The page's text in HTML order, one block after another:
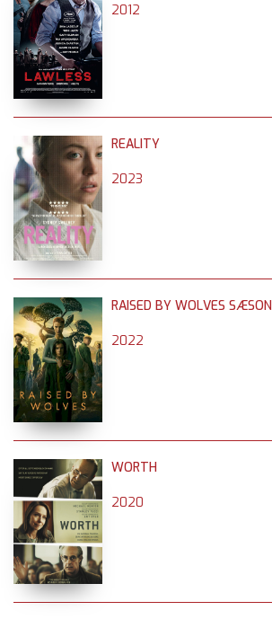
2012
REALITY
2023
RAISED BY WOLVES
2022
WORTH
2020